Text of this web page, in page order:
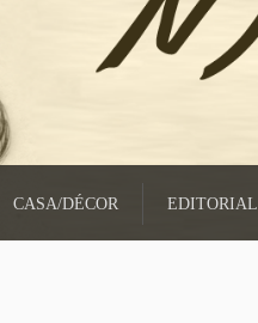
CASA/DÉCOR EDITORIAL